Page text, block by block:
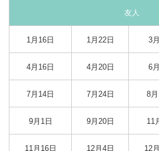
友人
1月16日 1月22日 3
4月16日 4月20日 6
7月14日 7月24日 8
9月1日 9月20日 11
11月16日 12月4日 12